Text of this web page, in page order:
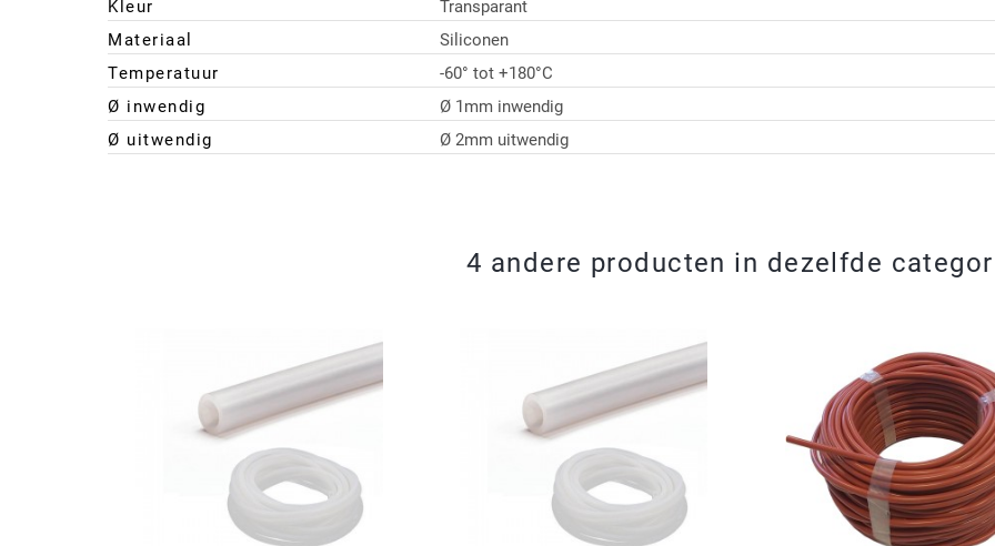
Kleur
Transparant
Materiaal
Siliconen
Temperatuur
-60° tot +180°C
Ø inwendig
Ø 1mm inwendig
Ø uitwendig
Ø 2mm uitwendig
4 andere producten in dezelfde